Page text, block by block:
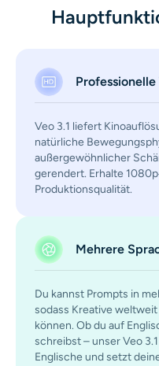
Passfoto-Ersteller
Video-Werkzeuge
Videoeffekte
Video-Wasserzeichen-
Veo 3.1 liefert
natürliche
außergewöhnlicher
gerendert. Erhalte
Produktionsqualität.
Mehrere
Du kannst Prompts in
sodass Kreative
können. Ob du auf
schreibst – unser Veo
Englische und setzt